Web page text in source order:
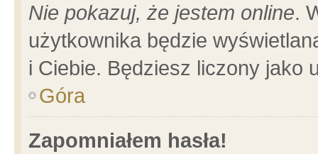
Nie pokazuj, że jestem online.
użytkownika będzie
i Ciebie. Będziesz liczony jako
Góra
Zapomniałem hasła!